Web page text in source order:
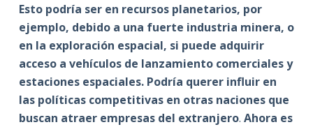
Esto podría ser en recursos planetarios, por
ejemplo, debido a una fuerte industria minera, o
en la exploración espacial, si puede adquirir
acceso a vehículos de lanzamiento comerciales y
estaciones espaciales. Podría querer influir en
las políticas competitivas en otras naciones que
buscan atraer empresas del extranjero. Ahora es